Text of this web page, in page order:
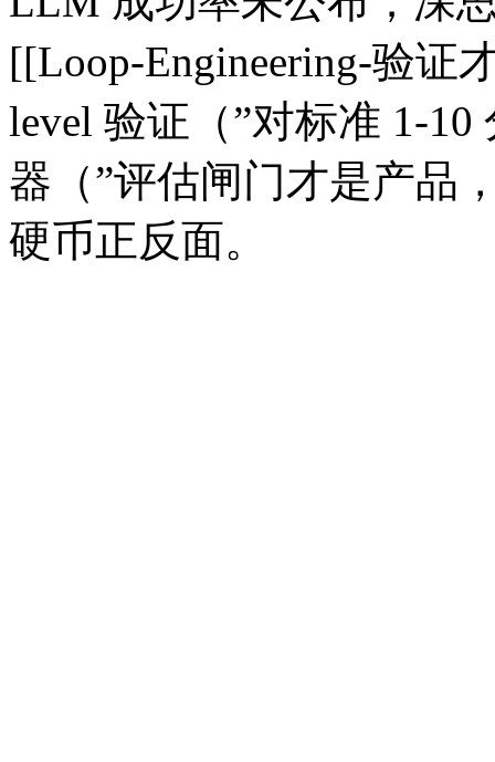
[[Loop-Engineering-验证
level 验证（”对标准 1-10
器（”评估闸门才是产
硬币正反面。